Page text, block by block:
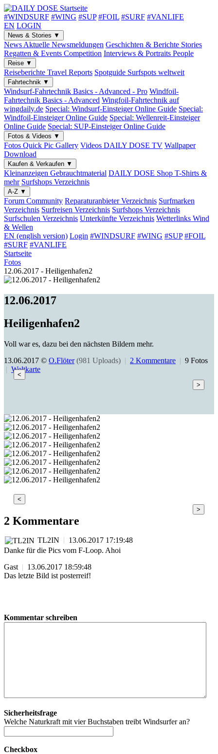
#WINDSURF #WING #SUP #FOIL #SURF #VANLIFE
EN LOGIN
News & Stories ▼
News Aktuelle Newsmeldungen Geschichten & Berichte Stories
Regatten & Events Competition Interviews & Portraits People
Reise ▼
Reiseberichte Travel Reports Spotguide Surfspots weltweit
Fahrtechnik ▼
Windsurf-Fahrtechnik Basics - Advanced - Pro Windfoil-
Fahrtechnik Basics - Advanced Wingfoil-Fahrtechnik auf
wingdaily.de Special: Windsurf-EinsteigerOnline Guide Special:
Windfoil-EinsteigerOnline Guide Special: Wellenreit-Einsteiger
Online Guide Special: SUP-EinsteigerOnline Guide
Fotos & Videos ▼
Fotos Quick Pic Gallery Videos DAILY DOSE TV Wallpaper
Download
Kaufen & Verkaufen ▼
Kleinanzeigen Gebrauchtmaterial DAILY DOSE Shop T-Shirts &
mehr Surfshops Verzeichnis
A-Z ▼
Forum Community ReparaturanbieterVerzeichnis Surfmarken
Verzeichnis Surfreisen Verzeichnis Surfshops Verzeichnis
Surfschulen Verzeichnis Unterkünfte Verzeichnis Wetterlinks Wind
& Wellen
EN (english version) Login #WINDSURF #WING #SUP #FOIL
#SURF #VANLIFE
Startseite
Fotos
12.06.2017 - Heiligenhafen2
12.06.2017
Heiligenhafen2
Voll war es, dazu bei den nächsten Bildern mehr.
13.06.2017 © O.Flöter (981 Uploads) | 2 Kommentare | 9 Fotos
| Weltkarte
<
>
<
>
2 Kommentare
TL2IN | 13.06.2017 17:19:48
Danke für die Pics vom F-Loop. Ahoi
Gast | 13.06.2017 18:59:48
Das letzte Bild ist posterreif!
Kommentar schreiben
Sicherheitsfrage
Welche Naturkraft mit vier Buchstaben treibt Windsurfer an?
Checkbox